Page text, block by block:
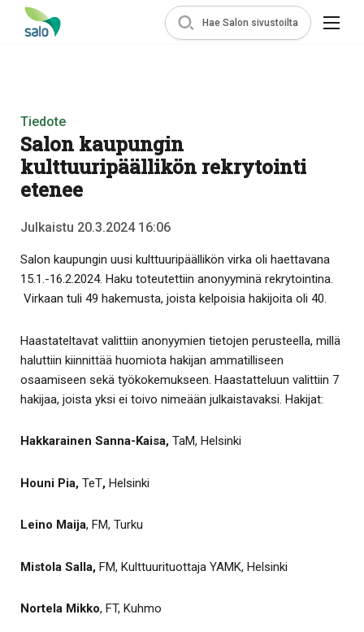
Hae Salon sivustoilta
Tiedote
Salon kaupungin
kulttuuripäällikön rekrytointi
etenee
Julkaistu 20.3.2024 16:06
Salon kaupungin uusi kulttuuripäällikön virka oli haettavana
15.1.-16.2.2024. Haku toteutettiin anonyyminä rekrytointina.
Virkaan tuli 49 hakemusta, joista kelpoisia hakijoita oli 40.
Haastateltavat valittiin anonyymien tietojen perusteella, millä
haluttiin kiinnittää huomiota hakijan ammatilliseen
osaamiseen sekä työkokemukseen. Haastatteluun valittiin 7
hakijaa, joista yksi ei toivo nimeään julkaistavaksi. Hakijat:
Hakkarainen Sanna-Kaisa, TaM, Helsinki
Houni Pia, TeT, Helsinki
Leino Maija, FM, Turku
Mistola Salla, FM, Kulttuurituottaja YAMK, Helsinki
Nortela Mikko, FT, Kuhmo